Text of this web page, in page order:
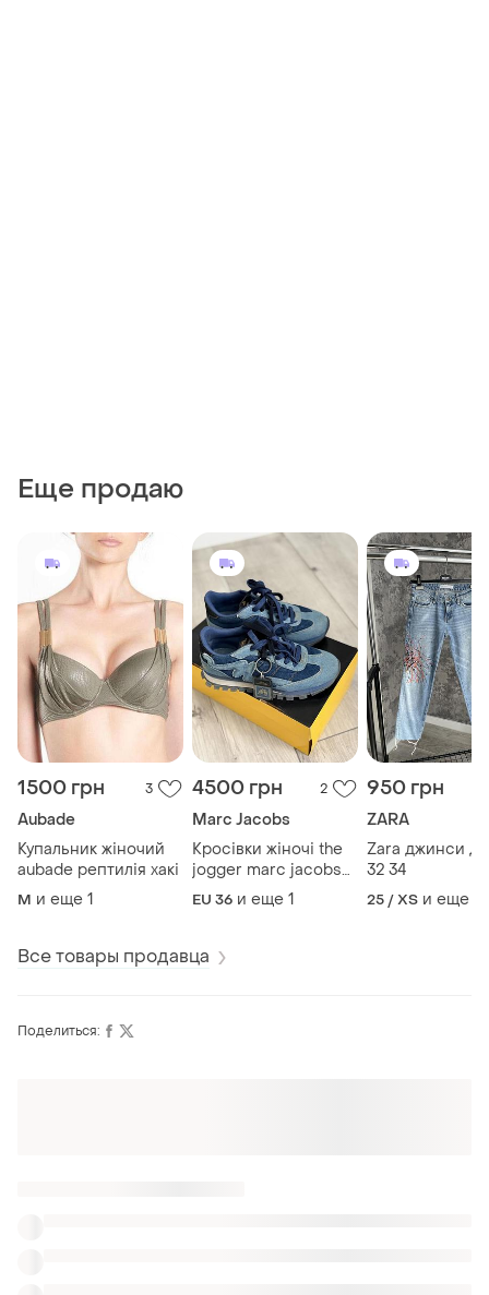
Еще продаю
1500 грн 3
Aubade
Купальник жіночий
aubade рептилія хакі
M и еще 1
4500 грн 2
Marc Jacobs
Кросівки жіночі the
jogger marc jacobs
36 23,5
EU 36 и еще 1
950 грн
ZARA
Zara джинси
32 34
25 / XS и еще
Все товары продавца
Поделиться: